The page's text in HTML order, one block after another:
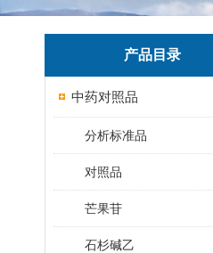
产品目录
中药对照品
分析标准品
对照品
芒果苷
石杉碱乙